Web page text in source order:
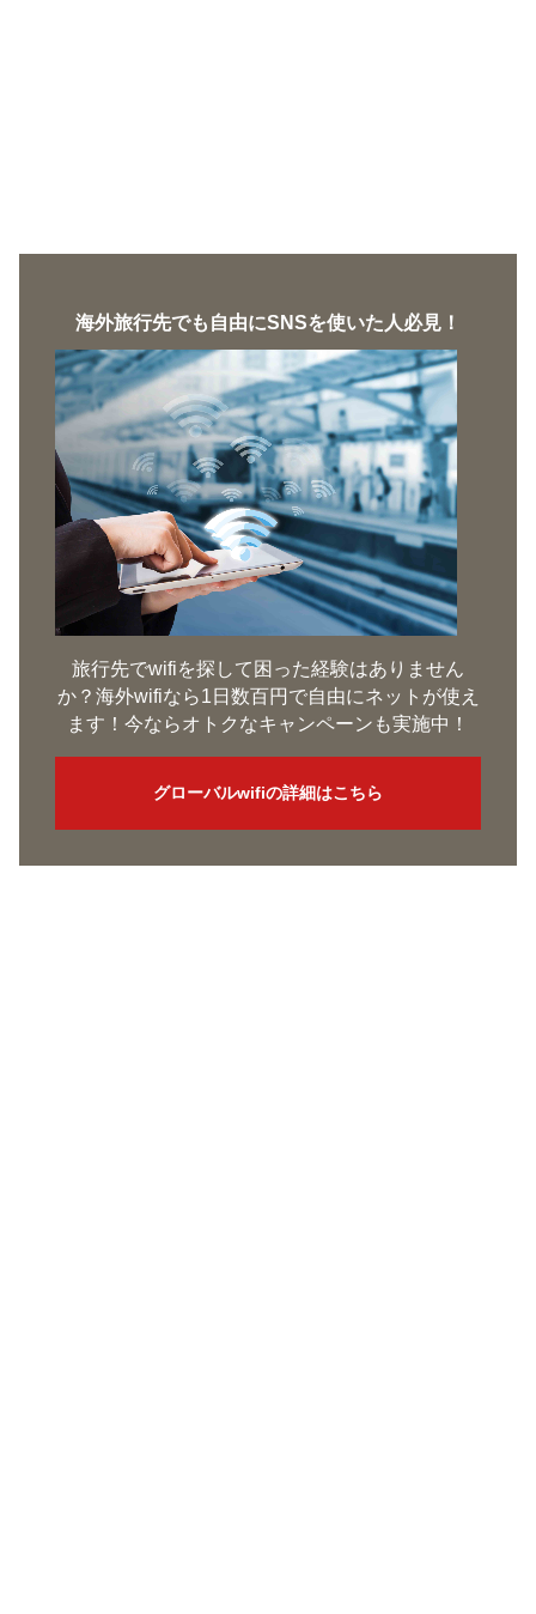
海外旅行先でも自由にSNSを使いた人必見！
旅行先でwifiを探して困った経験はありません
か？海外wifiなら1日数百円で自由にネットが使え
ます！今ならオトクなキャンペーンも実施中！
グローバルwifiの詳細はこちら